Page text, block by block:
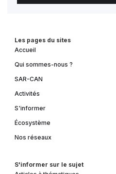
Les pages du sites
Accueil
Qui sommes-nous ?
SAR-CAN
Activités
S'informer
Écosystème
Nos réseaux
S'informer sur le sujet